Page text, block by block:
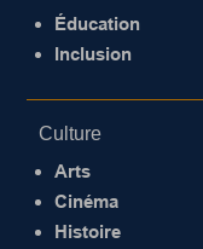
Éducation
Inclusion
Culture
Arts
Cinéma
Histoire